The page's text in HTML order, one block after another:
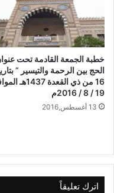
خطبة الجمعة القادمة تحت
الحج بين الرحمة والتيسير ”
16 من ذي القعدة
19 / 8 / 2016م
13 أغسطس,2016
اترك تعليقاً